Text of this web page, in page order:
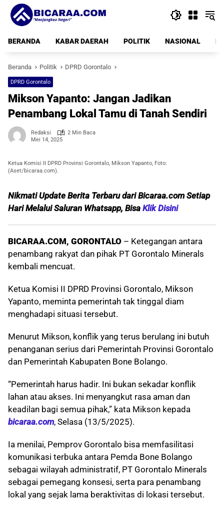
Langsung
konten
BERANDA
KABAR DAERAH POLITIK NASIONAL
Beranda Politik DPRD Gorontalo
DPRD Gorontalo
Mikson Yapanto: Jangan Jadikan
Penambang Lokal Tamu di Tanah Sendiri
Redaksi
2 Min Baca
Mei 14, 2025
Ketua Komisi II DPRD Provinsi Gorontalo, Mikson Yapanto, Foto:
(Aset/bicaraa.com).
Nikmati Update Berita Terbaru dari Bicaraa.com Setiap
Hari Melalui Saluran Whatsapp, Bisa Klik Disini
BICARAA.COM, GORONTALO – Ketegangan antara
penambang rakyat dan pihak PT Gorontalo Minerals
kembali mencuat.
Ketua Komisi II DPRD Provinsi Gorontalo, Mikson
Yapanto, meminta pemerintah tak tinggal diam
menghadapi situasi tersebut.
Menurut Mikson, konflik yang terus berulang ini butuh
penanganan serius dari Pemerintah Provinsi Gorontalo
dan Pemerintah Kabupaten Bone Bolango.
“Pemerintah harus hadir. Ini bukan sekadar konflik
lahan atau akses. Ini menyangkut rasa aman dan
keadilan bagi semua pihak,” kata Mikson kepada
bicaraa.com, Selasa (13/5/2025).
Ia menilai, Pemprov Gorontalo bisa memfasilitasi
komunikasi terbuka antara Pemda Bone Bolango
sebagai wilayah administratif, PT Gorontalo Minerals
sebagai pemegang konsesi, serta para penambang
lokal yang sejak lama beraktivitas di lokasi tersebut.